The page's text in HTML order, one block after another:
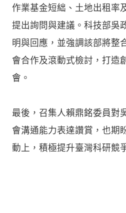
作業基金短絀、土地出租率
提出詢問與建議。科技部吳
明與回應，並強調該部將整
會合作及滾動式檢討，打造
會。
最後，召集人賴鼎銘委員對
會溝通能力表達讚賞，也期
動上，積極提升臺灣科研競